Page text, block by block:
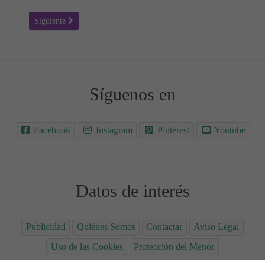
Artículo siguiente: Padre Eterno ❤ Poesías cortas para el Día del
Siguiente
Síguenos en
Facebook Instagram Pinterest Youtube
Datos de interés
Publicidad Quiénes Somos Contactar
Aviso Legal
Uso de las Cookies
Protección del Menor